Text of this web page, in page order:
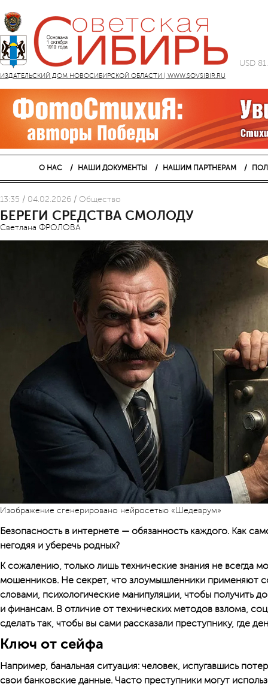
ИЗДАТЕЛЬСКИЙ ДОМ НОВОСИБИРСКОЙ ОБЛАСТИ | WWW.SOVSIBIR.RU
USD
О НАС НАШИ ДОКУМЕНТЫ НАШИМ ПАРТНЕРАМ
13:35 / 04.02.2026 / Общество
БЕРЕГИ СРЕДСТВА СМОЛОДУ
Светлана ФРОЛОВА
Изображение сгенерировано нейросетью «Шедеврум»
Безопасность в интернете — обязанность каждого. Как
негодяя и уберечь родных?
К сожалению, только лишь технические знания не всегда
мошенников. Не секрет, что злоумышленники применяют
словами, психологические манипуляции, чтобы получить
и финансам. В отличие от технических методов взлома,
сделать так, чтобы вы сами рассказали преступнику, где
Ключ от сейфа
Например, банальная ситуация: человек, испугавшись
свои банковские данные. Часто преступники могут